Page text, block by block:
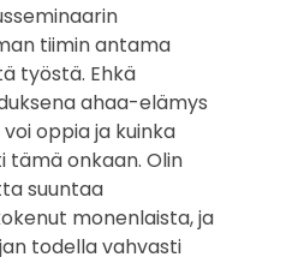
tiimin antama
työstä. Ehkä
ahaa-elämys
oppia ja kuinka
tämä onkaan. Olin
suuntaa
monenlaista, ja
todella vahvasti